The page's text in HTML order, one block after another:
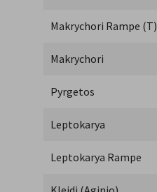
Makrychori Rampe (T)
Makrychori
Pyrgetos
Leptokarya
Leptokarya Rampe